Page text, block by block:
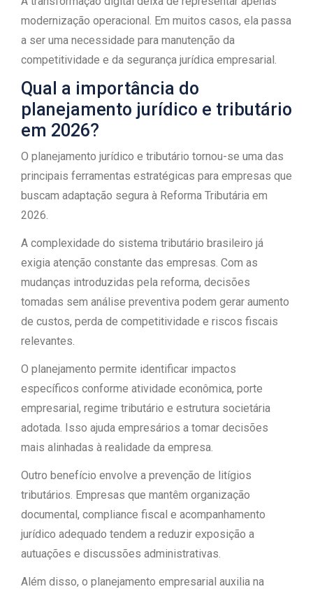
modernização operacional. Em muitos casos, ela passa
a ser uma necessidade para manutenção da
competitividade e da segurança jurídica empresarial.
Qual a importância do
planejamento jurídico e tributário
em 2026?
O planejamento jurídico e tributário tornou-se uma das
principais ferramentas estratégicas para empresas que
buscam adaptação segura à Reforma Tributária em
2026.
A complexidade do sistema tributário brasileiro já
exigia atenção constante das empresas. Com as
mudanças introduzidas pela reforma, decisões
tomadas sem análise preventiva podem gerar aumento
de custos, perda de competitividade e riscos fiscais
relevantes.
O planejamento permite identificar impactos
específicos conforme atividade econômica, porte
empresarial, regime tributário e estrutura societária
adotada. Isso ajuda empresários a tomar decisões
mais alinhadas à realidade da empresa.
Outro benefício envolve a prevenção de litígios
tributários. Empresas que mantêm organização
documental, compliance fiscal e acompanhamento
jurídico adequado tendem a reduzir exposição a
autuações e discussões administrativas.
Além disso, o planejamento empresarial auxilia na